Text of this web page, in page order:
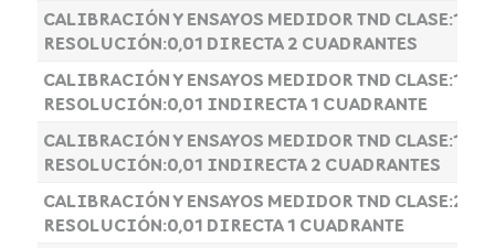
CALIBRACIÓN Y ENSAYOS MEDIDOR TND CLASE:1
RESOLUCIÓN:0,01 DIRECTA 2 CUADRANTES
CALIBRACIÓN Y ENSAYOS MEDIDOR TND CLASE:1
RESOLUCIÓN:0,01 INDIRECTA 1 CUADRANTE
CALIBRACIÓN Y ENSAYOS MEDIDOR TND CLASE:1
RESOLUCIÓN:0,01 INDIRECTA 2 CUADRANTES
CALIBRACIÓN Y ENSAYOS MEDIDOR TND CLASE:2
RESOLUCIÓN:0,01 DIRECTA 1 CUADRANTE